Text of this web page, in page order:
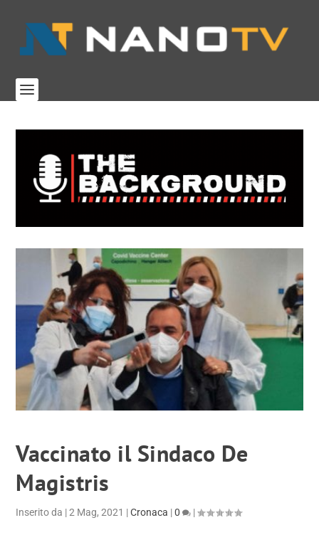
Vaccinato il Sindaco De
Magistris
Inserito da |2 Mag, 2021 |Cronaca |0 |